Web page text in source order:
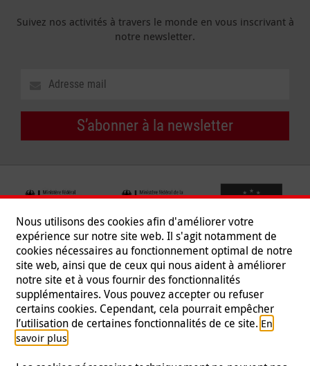
Suivez nos activités à travers le monde en vous inscrivant à
notre newsletter.
S’abonner à la newsletter
Suivez-nous
Nous utilisons des cookies afin d'améliorer votre
expérience sur notre site web. Il s'agit notamment de
cookies nécessaires au fonctionnement optimal de notre
site web, ainsi que de ceux qui nous aident à améliorer
notre site et à vous fournir des fonctionnalités
supplémentaires. Vous pouvez accepter ou refuser
certains cookies. Cependant, cela pourrait empêcher
l’utilisation de certaines fonctionnalités de ce site. En
savoir plus.